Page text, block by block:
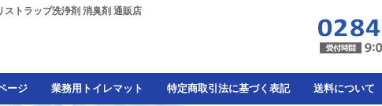
トラップ洗浄剤 消臭剤 通販店
ージ 業務用トイレマット 特定商取引法に基づく表記 送料について